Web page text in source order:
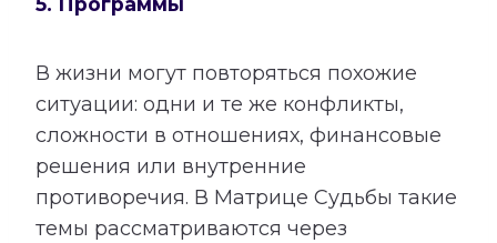
В жизни могут повторяться похожие
ситуации: одни и те же конфликты,
сложности в отношениях, финансовые
решения или внутренние
противоречия. В Матрице Судьбы такие
темы рассматриваются через